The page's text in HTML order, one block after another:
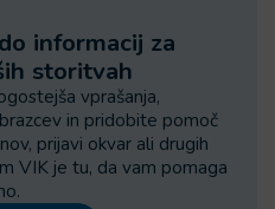
informacij za
storitvah
vprašanja,
in pridobite pomoč
prijavi okvar ali drugih
VIK je tu, da vam pomaga